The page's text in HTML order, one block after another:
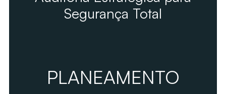
Segurança Total
PLANEAMENTO